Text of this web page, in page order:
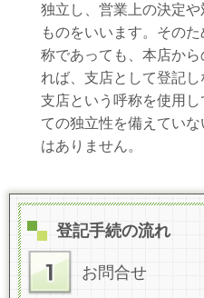
独立し、営業上の決定
ものをいいます。その
称であっても、本店か
れば、支店として登記し
支店という呼称を使用
ての独立性を備えてい
はありません。
登記手続の流れ
お問合せ